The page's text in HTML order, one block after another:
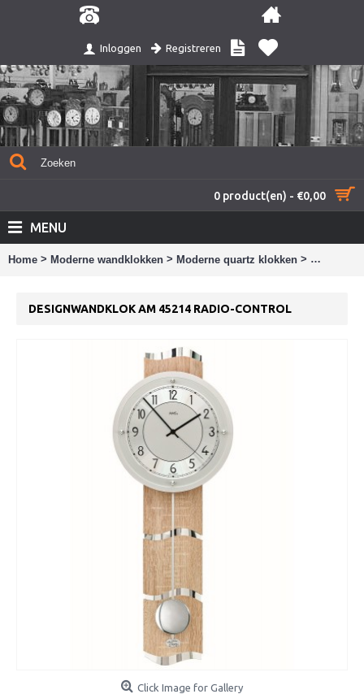
Inloggen Registreren
0 product(en) - €0,00
MENU
Home > Moderne wandklokken > Moderne quartz klokken >
DESIGNWANDKLOK AM 45214 RADIO-CONTROL
Click Image for Gallery